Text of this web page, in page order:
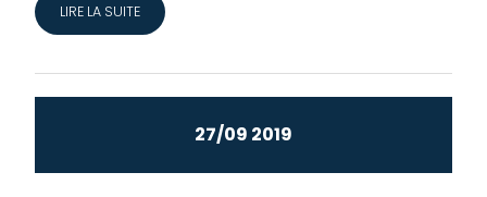
LIRE LA SUITE
27/09 2019